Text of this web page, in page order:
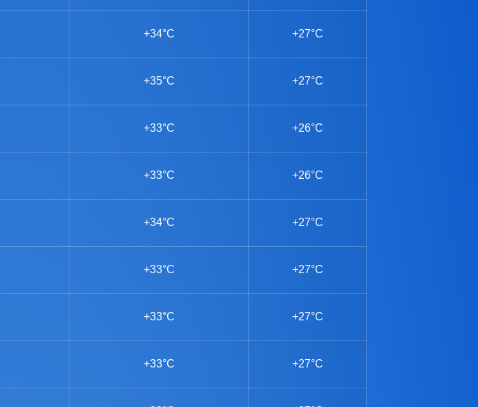
+34°C +27°C
+35°C +27°C
+33°C +26°C
+33°C +26°C
+34°C +27°C
+33°C +27°C
+33°C +27°C
+33°C +27°C